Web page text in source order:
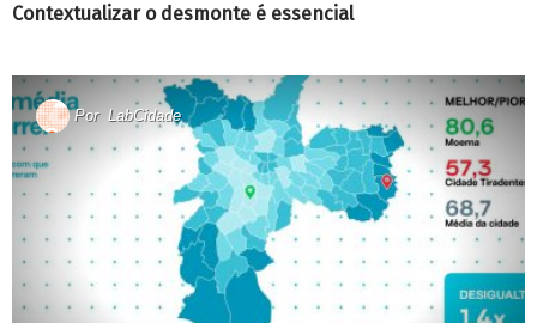
Contextualizar o desmonte é essencial
Por LabCidade